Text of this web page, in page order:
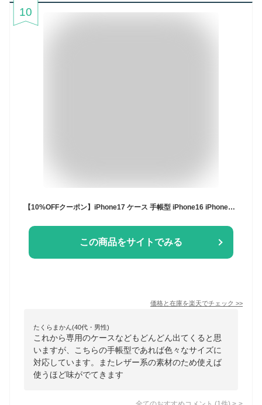
10
【10%OFFクーポン】iPhone17 ケース 手帳型 iPhone16 iPhone16e ケース 手帳 iPhone17Pro iPhone Air iPhone16Pro iPhone17ProMax iPhone 15 14 13 12 mini 16Plus 16ProMax カバー 手帳型ケース iPhone SE 第3世代 スマホケース スマホカバー iPhoneケース アイフォン
この商品をサイトでみる
価格と在庫を楽天でチェック >>
たくらまかん(40代・男性)
これから専用のケースなどもどんどん出てくると思
いますが、こちらの手帳型であれば色々なサイズに
対応しています。またレザー系の素材のため使えば
使うほど味がでてきます